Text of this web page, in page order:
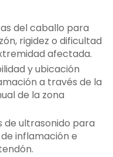
del caballo para
rigidez o dificultad
afectada.
y ubicación
a través de la
de la zona
de ultrasonido para
inflamación e